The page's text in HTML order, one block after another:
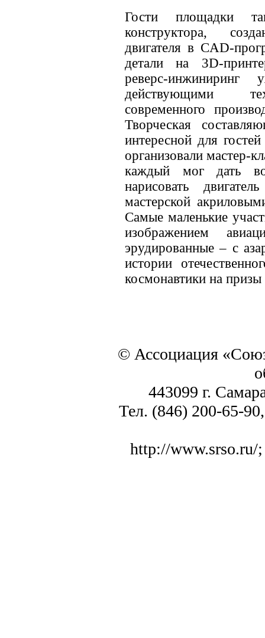
Гости площадки
конструктора,
двигателя в CAD-
детали на 3D-
реверс-
действующими
современного
Творческая
интересной для
организовали мастер-
каждый мог дать
нарисовать
мастерской
Самые маленькие
изображением
эрудированные – с
истории
космонавтики на
© Ассоциация
443099 г.
Тел. (846) 200-65-
http://www.srso.ru/